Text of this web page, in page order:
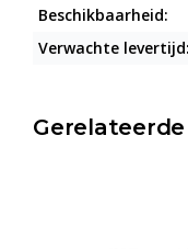
Beschikbaarheid:
Verwachte levertijd: